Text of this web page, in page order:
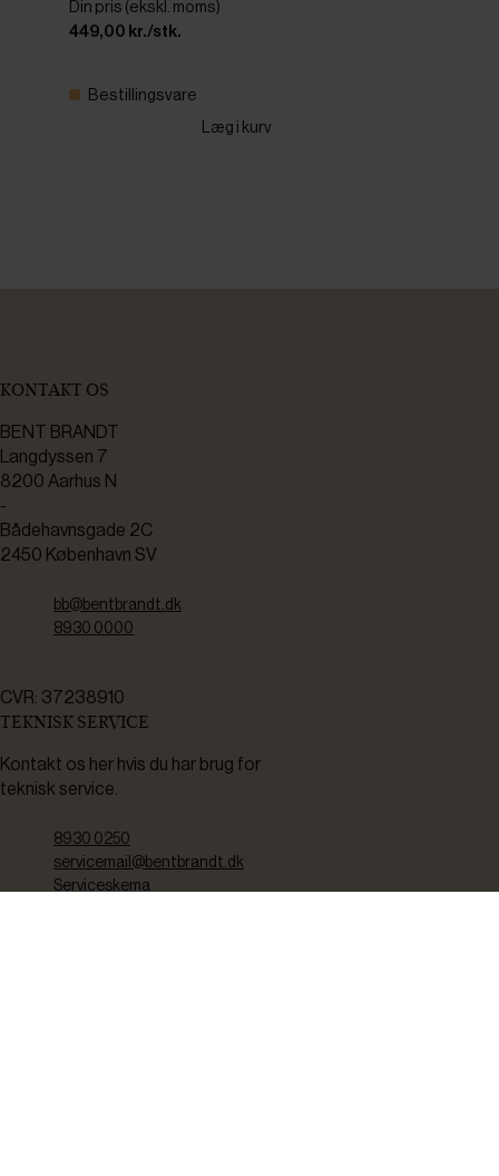
Din pris (ekskl. moms)
449,00 kr./stk.
Bestillingsvare
Læg i kurv
KONTAKT OS
BENT BRANDT
Langdyssen 7
8200 Aarhus N
-
Bådehavnsgade 2C
2450 København SV
bb@bentbrandt.dk
8930 0000
CVR: 37238910
TEKNISK SERVICE
Kontakt os her hvis du har brug for
teknisk service.
8930 0250
servicemail@bentbrandt.dk
Serviceskema